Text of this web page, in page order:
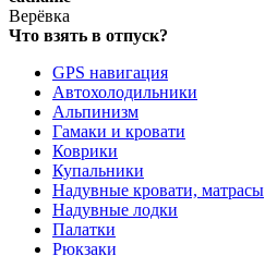
Верёвка
Что взять в отпуск?
GPS навигация
Автохолодильники
Альпинизм
Гамаки и кровати
Коврики
Купальники
Надувные кровати, матрасы
Надувные лодки
Палатки
Рюкзаки